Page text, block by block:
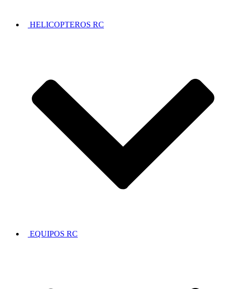
HELICOPTEROS RC
EQUIPOS RC